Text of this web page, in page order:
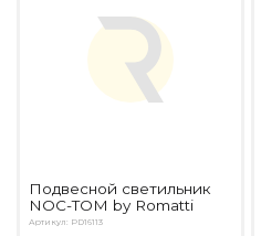
Подвесной светильник
NOC-TOM by Romatti
Артикул: PD16113